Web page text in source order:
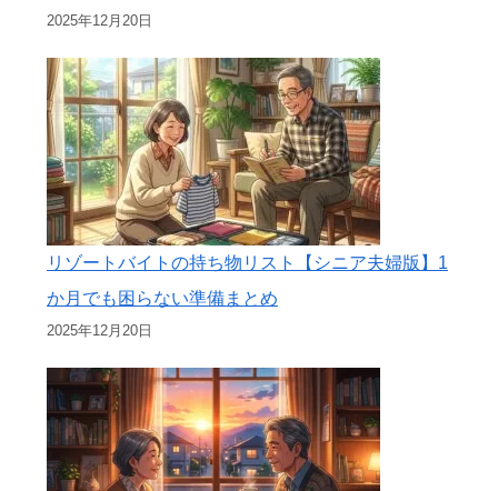
2025年12月20日
リゾートバイトの持ち物リスト【シニア夫婦版】1
か月でも困らない準備まとめ
2025年12月20日